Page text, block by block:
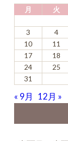
月 火
3
4
10
11
17
18
24
25
31
« 9月
12月 »